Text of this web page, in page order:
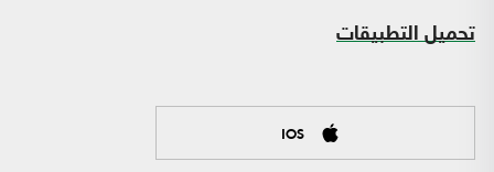
تحميل التطبيقات
IOS